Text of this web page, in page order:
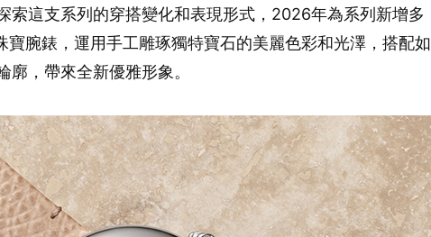
索這支系列的穿搭變化和表現形式，2026年為系列新增多
腕錶，運用手工雕琢獨特寶石的美麗色彩和光澤，搭配如
，帶來全新優雅形象。